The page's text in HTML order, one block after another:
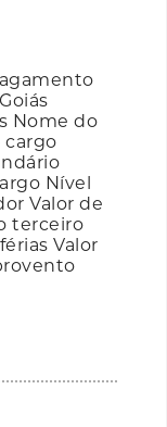
Nome do
cargo
Nível
Valor de
terceiro
Valor